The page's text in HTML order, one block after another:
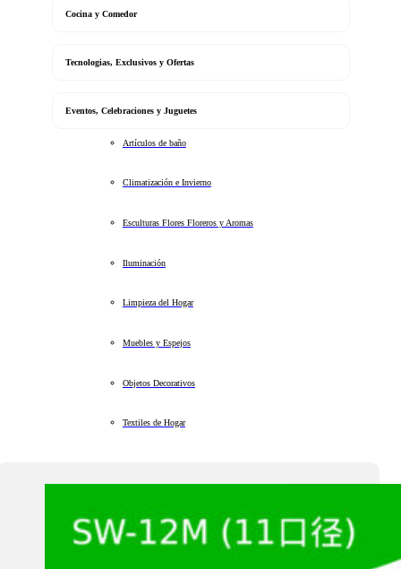
Cocina y Comedor
Tecnologias, Exclusivos y Ofertas
Eventos, Celebraciones y Juguetes
Artículos de baño
Climatización e Invierno
Esculturas Flores Floreros y Aromas
Iluminación
Limpieza del Hogar
Muebles y Espejos
Objetos Decorativos
Textiles de Hogar